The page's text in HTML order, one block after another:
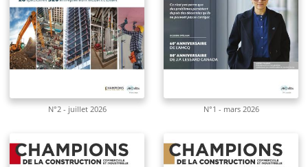
N°2 - juillet 2026 N°1 - mars 2026